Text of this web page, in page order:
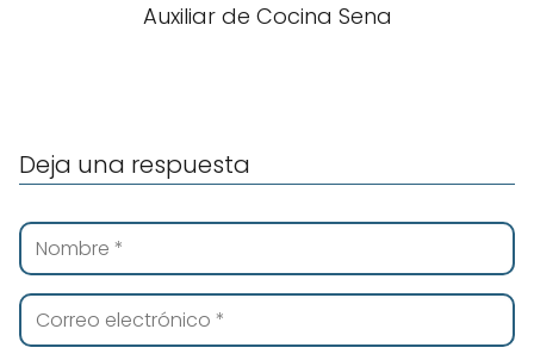
Auxiliar de Cocina Sena
Deja una respuesta